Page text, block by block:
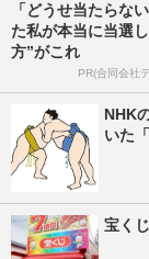
「どうせ当たらな
た私が本当に当選
方”がこれ
PR(合同会社
NHK
いた
宝く